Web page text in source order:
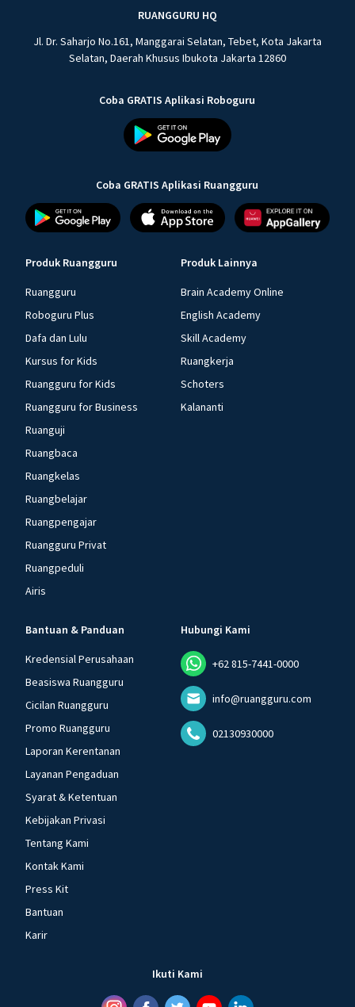
RUANGGURU HQ
Jl. Dr. Saharjo No.161, Manggarai Selatan, Tebet, Kota Jakarta
Selatan, Daerah Khusus Ibukota Jakarta 12860
Coba GRATIS Aplikasi Roboguru
Coba GRATIS Aplikasi Ruangguru
Produk Ruangguru
Ruangguru
Roboguru Plus
Dafa dan Lulu
Kursus for Kids
Ruangguru for Kids
Ruangguru for Business
Ruanguji
Ruangbaca
Ruangkelas
Ruangbelajar
Ruangpengajar
Ruangguru Privat
Ruangpeduli
Airis
Produk Lainnya
Brain Academy Online
English Academy
Skill Academy
Ruangkerja
Schoters
Kalananti
Bantuan & Panduan
Kredensial Perusahaan
Beasiswa Ruangguru
Cicilan Ruangguru
Promo Ruangguru
Laporan Kerentanan
Layanan Pengaduan
Syarat & Ketentuan
Kebijakan Privasi
Tentang Kami
Kontak Kami
Press Kit
Bantuan
Karir
Hubungi Kami
+62 815-7441-0000
info@ruangguru.com
02130930000
Ikuti Kami